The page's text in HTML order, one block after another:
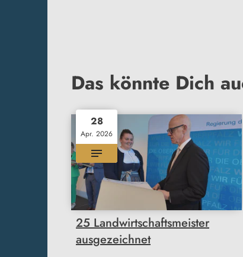
Das könnte Dich
28
Apr. 2026
25 Landwirtschaftsmeister
ausgezeichnet